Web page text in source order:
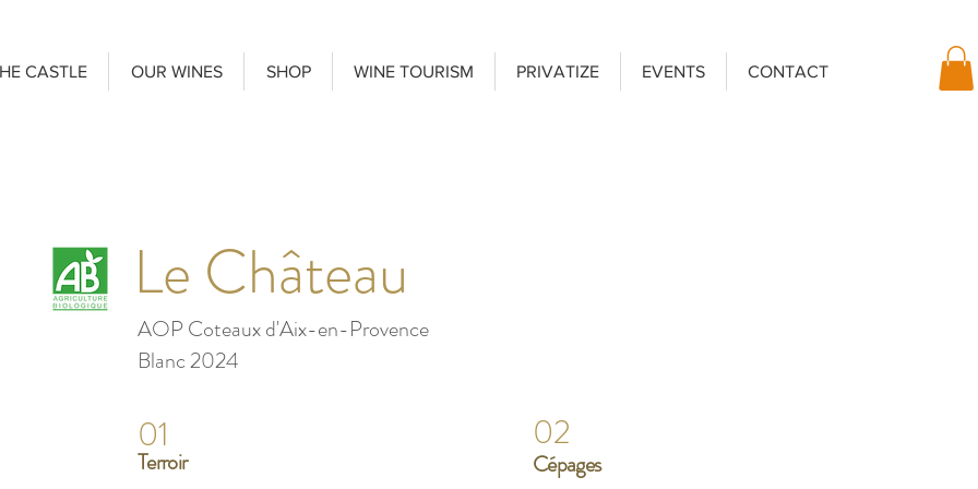
CASTLE OUR WINES SHOP WINE TOURISM PRIVATIZE EVENTS CONTACT
Le Château
AOP Coteaux d'Aix-en-Provence
Blanc 2024
01
Terroir
02
Cépages